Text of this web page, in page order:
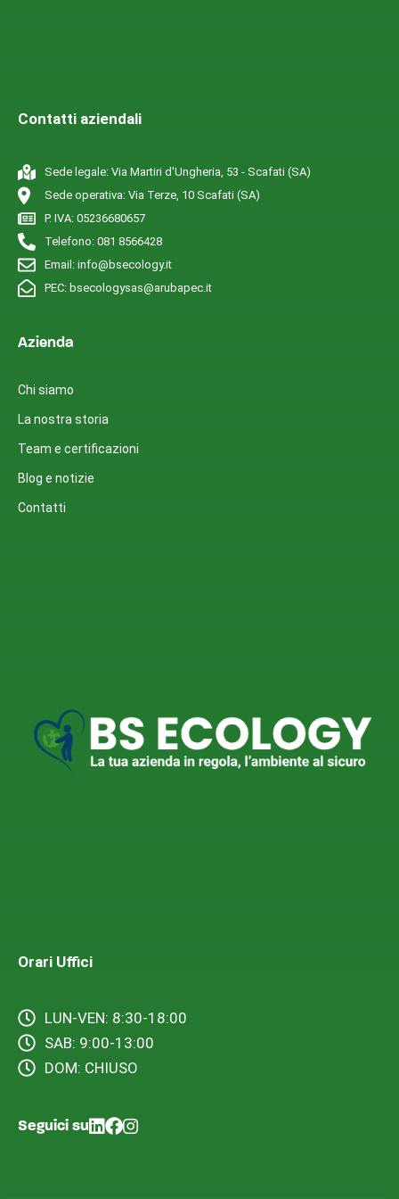
Contatti aziendali
Sede legale: Via Martiri d'Ungheria, 53 - Scafati (SA)
Sede operativa: Via Terze, 10 Scafati (SA)
P. IVA: 05236680657
Telefono: 081 8566428
Email: info@bsecology.it
PEC: bsecologysas@arubapec.it
Azienda
Chi siamo
La nostra storia
Team e certificazioni
Blog e notizie
Contatti
Orari Uffici
LUN-VEN: 8:30-18:00
SAB: 9:00-13:00
DOM: CHIUSO
Seguici su